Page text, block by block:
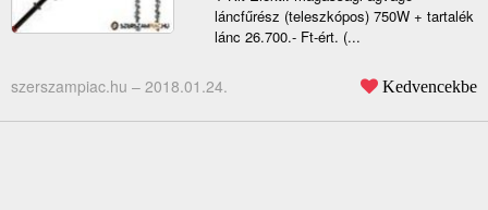
láncfűrész (teleszkópos) 750W + tartalék
lánc 26.700.- Ft-ért. (...
szerszampiac.hu – 2018.01.24. Kedvencekbe